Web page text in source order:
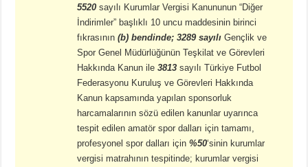
5520 sayılı Kurumlar Vergisi Kanununun “Diğer
İndirimler” başlıklı 10 uncu maddesinin birinci
fıkrasının(b) bendinde; 3289 sayılı Gençlik ve
Spor Genel Müdürlüğünün Teşkilat ve Görevleri
Hakkında Kanun ile3813 sayılı Türkiye Futbol
Federasyonu Kuruluş ve Görevleri Hakkında
Kanun kapsamında yapılan sponsorluk
harcamalarının sözü edilen kanunlar uyarınca
tespit edilen amatör spor dalları için tamamı,
profesyonel spor dalları için%50‘sinin kurumlar
vergisi matrahının tespitinde; kurumlar vergisi